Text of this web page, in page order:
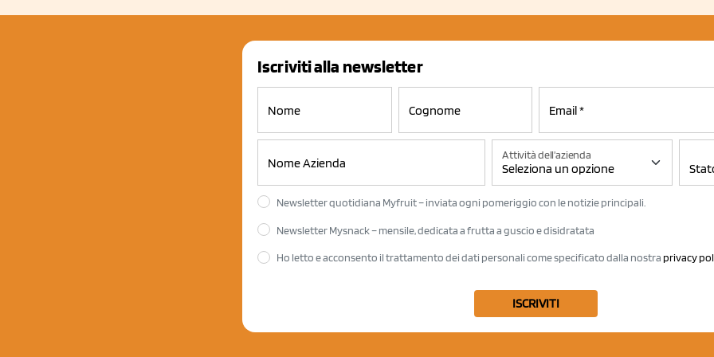
Iscriviti alla newsletter
Attività dell'azienda
Newsletter quotidiana Myfruit – inviata ogni pomeriggio con le notizie principali.
Newsletter Mysnack – mensile, dedicata a frutta a guscio e disidratata
Ho letto e acconsento il trattamento dei dati personali come specificato dalla nostra privacy
ISCRIVITI